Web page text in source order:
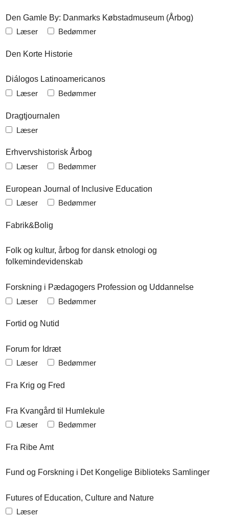
Den Gamle By: Danmarks Købstadmuseum (Årbog)
Læser Bedømmer
Den Korte Historie
Diálogos Latinoamericanos
Læser Bedømmer
Dragtjournalen
Læser
Erhvervshistorisk Årbog
Læser Bedømmer
European Journal of Inclusive Education
Læser Bedømmer
Fabrik&Bolig
Folk og kultur, årbog for dansk etnologi og
folkemindevidenskab
Forskning i Pædagogers Profession og Uddannelse
Læser Bedømmer
Fortid og Nutid
Forum for Idræt
Læser Bedømmer
Fra Krig og Fred
Fra Kvangård til Humlekule
Læser Bedømmer
Fra Ribe Amt
Fund og Forskning i Det Kongelige Biblioteks Samlinger
Futures of Education, Culture and Nature
Læser